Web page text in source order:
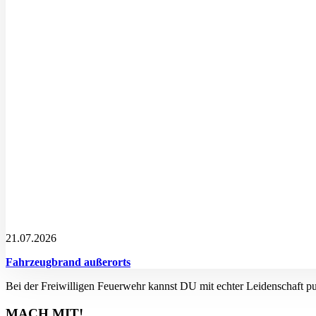
21.07.2026
Fahrzeugbrand außerorts
Bei der Freiwilligen Feuerwehr kannst DU mit echter Leidenschaft